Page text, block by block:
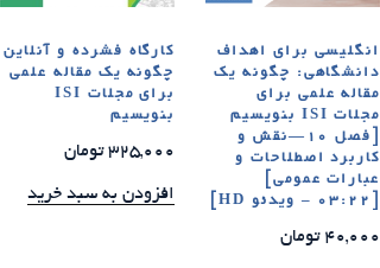
انگلیسی برای اهداف
دانشگاهی: چگونه یک
مقاله علمی برای
مجلات ISI بنویسیم
[فصل ۱۰—نقش و
کاربرد اصطلاحات و
عبارات عمومی]
40,000 تومان
کارگاه فشرده و آنلاین
چگونه یک مقاله علمی
برای مجلات ISI
بنویسیم
325,000 تومان
افزودن به سبد خرید